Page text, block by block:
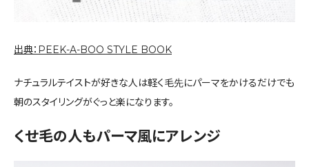
出典：PEEK-A-BOO STYLE BOOK
ナチュラルテイストが好きな人は軽く毛先にパーマをかけるだけでも
朝のスタイリングがぐっと楽になります。
くせ毛の人もパーマ風にアレンジ